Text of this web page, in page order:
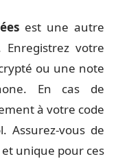
est une autre
votre
ou une note
En cas de
à votre code
Assurez-vous de
unique pour ces